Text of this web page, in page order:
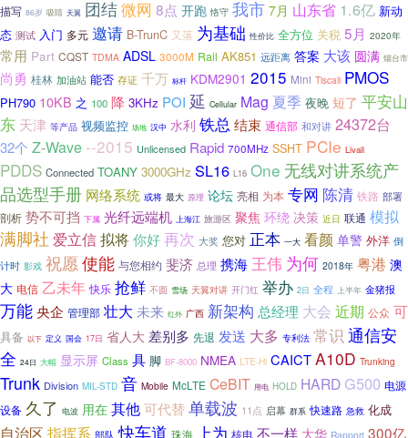
描写 86岁 吸睛 天翼 团结微网 8点 开跑 恪守 我市 7月 山东省 1.6亿 新动
态 测试 入门 多元 邀请 B-TrunC 又落 为基础 性价比 全方位 关税 5月 2020年
常用 Part CQST TDMA ADSL 3000M Rail AK851 远距离 答案 大该 圆满 烟台市
尚勇 桂林 加油站 能否 存证 千万 标杆 KDM2901 2015 Mini Tiscali PMOS
PH790 10KB 之 100 降 3KHz POI 延 Cellular Mag 夏季 夜晚 短了 平安山
东 天津 等产品 视频监控 场地 汉中 水利 铁总 结束 通信部 和对讲 24372台
32个 Z-Wave --2015 Unlicensed Rapid 700MHz SSHT PCIe Livall
PDDS Connected TOANY 3000GHz SL16 L16 One 无线对讲系统产
品选型手册 网络系统 或将 最大 原理 论坛 亮相 为本 专网 陈清 铁路 部署
剖析 势不可挡 下属 光纤远端机 上海江 旅游区 聚焦 环绕 决策 近日 联通 模拟
满脚社 爱立信拟将你好再次 大奖 您对 正本 一大 看颜 单警 外洋 倒
计时 影戏 祝愿 使能 与您相约 斐济 总理 携海 王伟 为何 2018年 粤港 澳
大 电信 乙未年 快乐 抢鲜 不圆 雪场 天翼对讲 开门红 举办 2日 全程 上半年 金猪报
万能央企 管理部 壮大 未来 红外 广西 新架构 总经理 大会 近期 公众 可
具备 以下 定义 国会 17日 省人大 差别多 先退 发送 大多 专利法 常识 通信安
全 24日 大幅 显示屏 Class 具 脚 BF-8000 NMEA LTE-Hi CAICTA10D Trunking
Trunk Division MIL-STD 音 Mobile McLTE CeBIT 用电 HOLD HARD G500 电源
设备 久了 电波 用在 其他可代替 单载波 11点 启幕 群系 快速路 急救 化成
自治区 指挥系 部队 快车道 珠海 上为 核电 不一样 大华 Rapport 300亿